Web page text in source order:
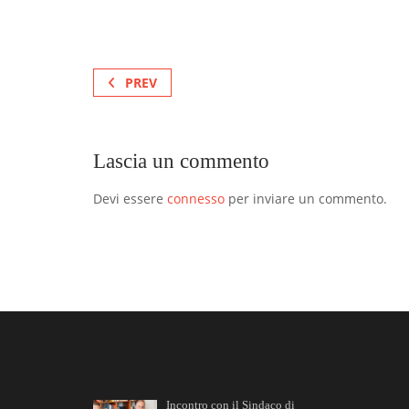
PREV
Lascia un commento
Devi essere connesso per inviare un commento.
Incontro con il Sindaco di